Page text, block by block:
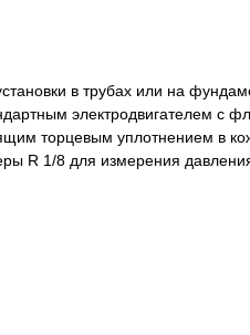
в трубах или на
электродвигателем с
торцевым уплотнением в
R 1/8 для измерения